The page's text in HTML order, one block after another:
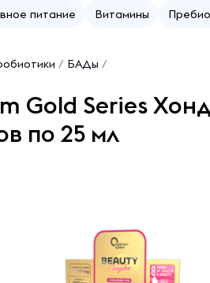
питание Витамины
/ БАДы /
Gold Series
по 25 мл